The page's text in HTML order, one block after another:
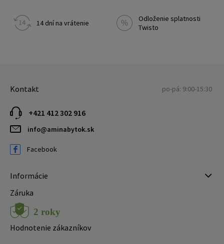
14 dní na vrátenie
Odloženie splatnosti
Twisto
Kontakt po-pá: 9:00-15:30
+421 412 302 916
info@aminabytok.sk
Facebook
Informácie
Záruka
Hodnotenie zákazníkov